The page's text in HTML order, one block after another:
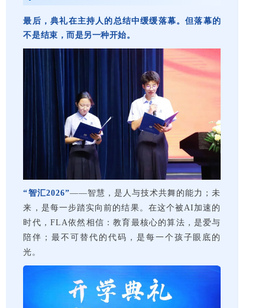
最后，典礼在主持人的总结中缓缓落幕。但落幕的
不是结束，而是另一种开始。
“智汇2026”——智慧，是人与技术共舞的能力；未
来，是每一步踏实向前的结果。在这个被AI加速的
时代，FLA依然相信：教育最核心的算法，是爱与
陪伴；最不可替代的代码，是每一个孩子眼底的
光。